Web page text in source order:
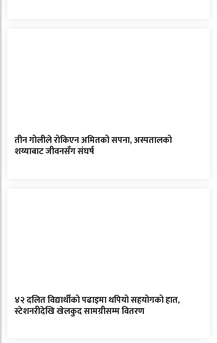
तीन गोलीले रोकिएन अमितको सपना, अस्पतालको
शय्याबाट जीवनसँग संघर्ष
४२ दलित विद्यार्थीको पढाइमा थपियो सहयोगको हात,
स्टेशनरीदेखि खेलकुद सामग्रीसम्म वितरण